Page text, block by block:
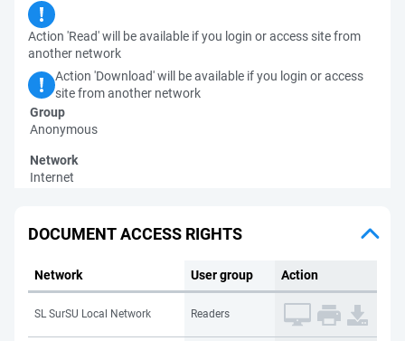
Action 'Read' will be available if you login or access site from
another network
Action 'Download' will be available if you login or access
site from another network
Group
Anonymous
Network
Internet
DOCUMENT ACCESS RIGHTS
Network User group Action
SL SurSU Local Network Readers